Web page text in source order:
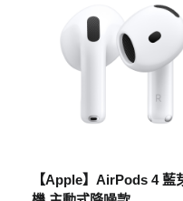
【Apple】AirPods 4 藍